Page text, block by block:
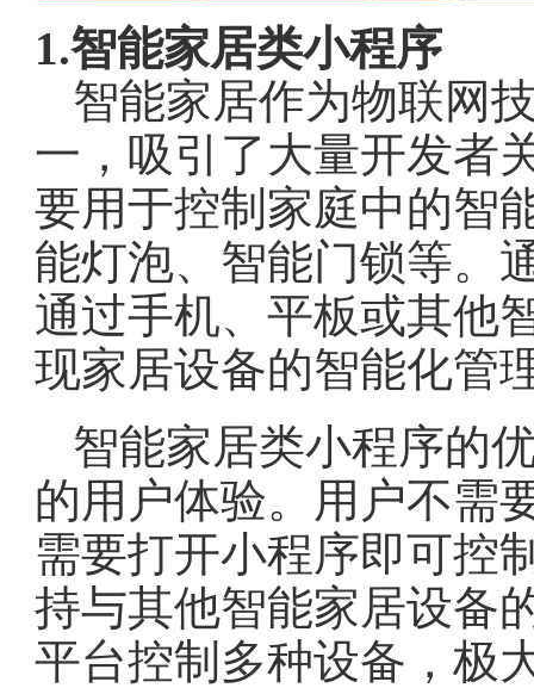
1.智能家居类小程序
智能家居作为物联网
一，吸引了大量开发者
要用于控制家庭中的智
能灯泡、智能门锁等。
通过手机、平板或其他
现家居设备的智能化管
智能家居类小程序的
的用户体验。用户不需
需要打开小程序即可控
持与其他智能家居设备
平台控制多种设备，极